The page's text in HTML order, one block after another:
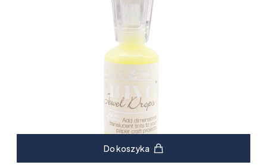
Do koszyka